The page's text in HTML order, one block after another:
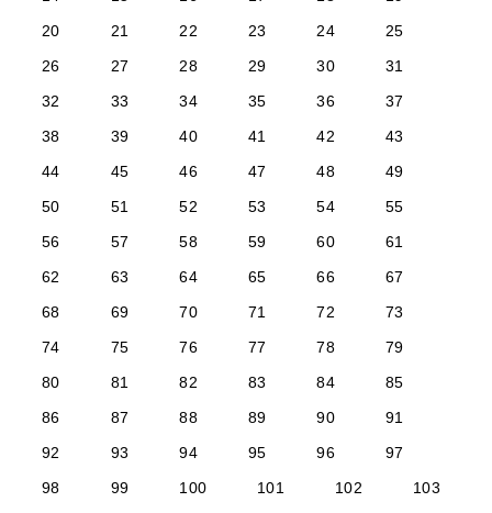
20
21 22 23 24
25
26
27 28 29 30
31
32
33 34 35 36
37
38
39 40 41 42
43
44
45 46 47 48
49
50
51 52 53 54
55
56
57 58 59 60
61
62
63 64 65 66
67
68
69 70 71 72
73
74
75 76 77 78
79
80
81 82 83 84
85
86
87 88 89 90
91
92
93 94 95 96
97
98
99 100 101 102
103